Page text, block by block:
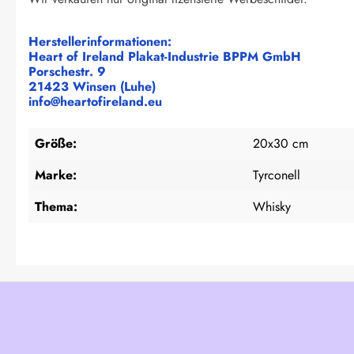
Herstellerinformationen:
Heart of Ireland Plakat-Industrie BPPM GmbH
Porschestr. 9
21423 Winsen (Luhe)
info@heartofireland.eu
Größe:
20x30 cm
Marke:
Tyrconell
Thema:
Whisky